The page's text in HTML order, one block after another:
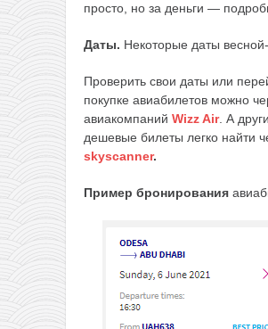
просто, но за деньги —
Даты. Некоторые даты
Проверить свои даты или
покупке авиабилетов можно
авиакомпаний Wizz Air. А
дешевые билеты легко найти
skyscanner.
Пример бронирования